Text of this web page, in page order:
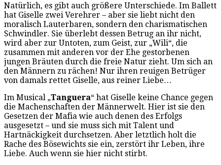
Natürlich, es gibt auch größere Unterschiede. Im Ballett
hat Giselle zwei Verehrer – aber sie liebt nicht den
moralisch Lauterbaren, sondern den charismatischen
Schwindler. Sie überlebt dessen Betrug an ihr nicht,
wird aber zur Untoten, zum Geist, zur „Wili“, die
zusammen mit anderen vor der Ehe gestorbenen
jungen Bräuten durch die freie Natur zieht. Um sich an
den Männern zu rächen! Nur ihren reuigen Betrüger
von damals rettet Giselle, aus reiner Liebe…
Im Musical „Tanguera“ hat Giselle keine Chance gegen
die Machenschaften der Männerwelt. Hier ist sie den
Gesetzen der Mafia wie auch denen des Erfolgs
ausgesetzt – und sie muss sich mit Talent und
Hartnäckigkeit durchsetzen. Aber letztlich holt die
Rache des Bösewichts sie ein, zerstört ihr Leben, ihre
Liebe. Auch wenn sie hier nicht stirbt.